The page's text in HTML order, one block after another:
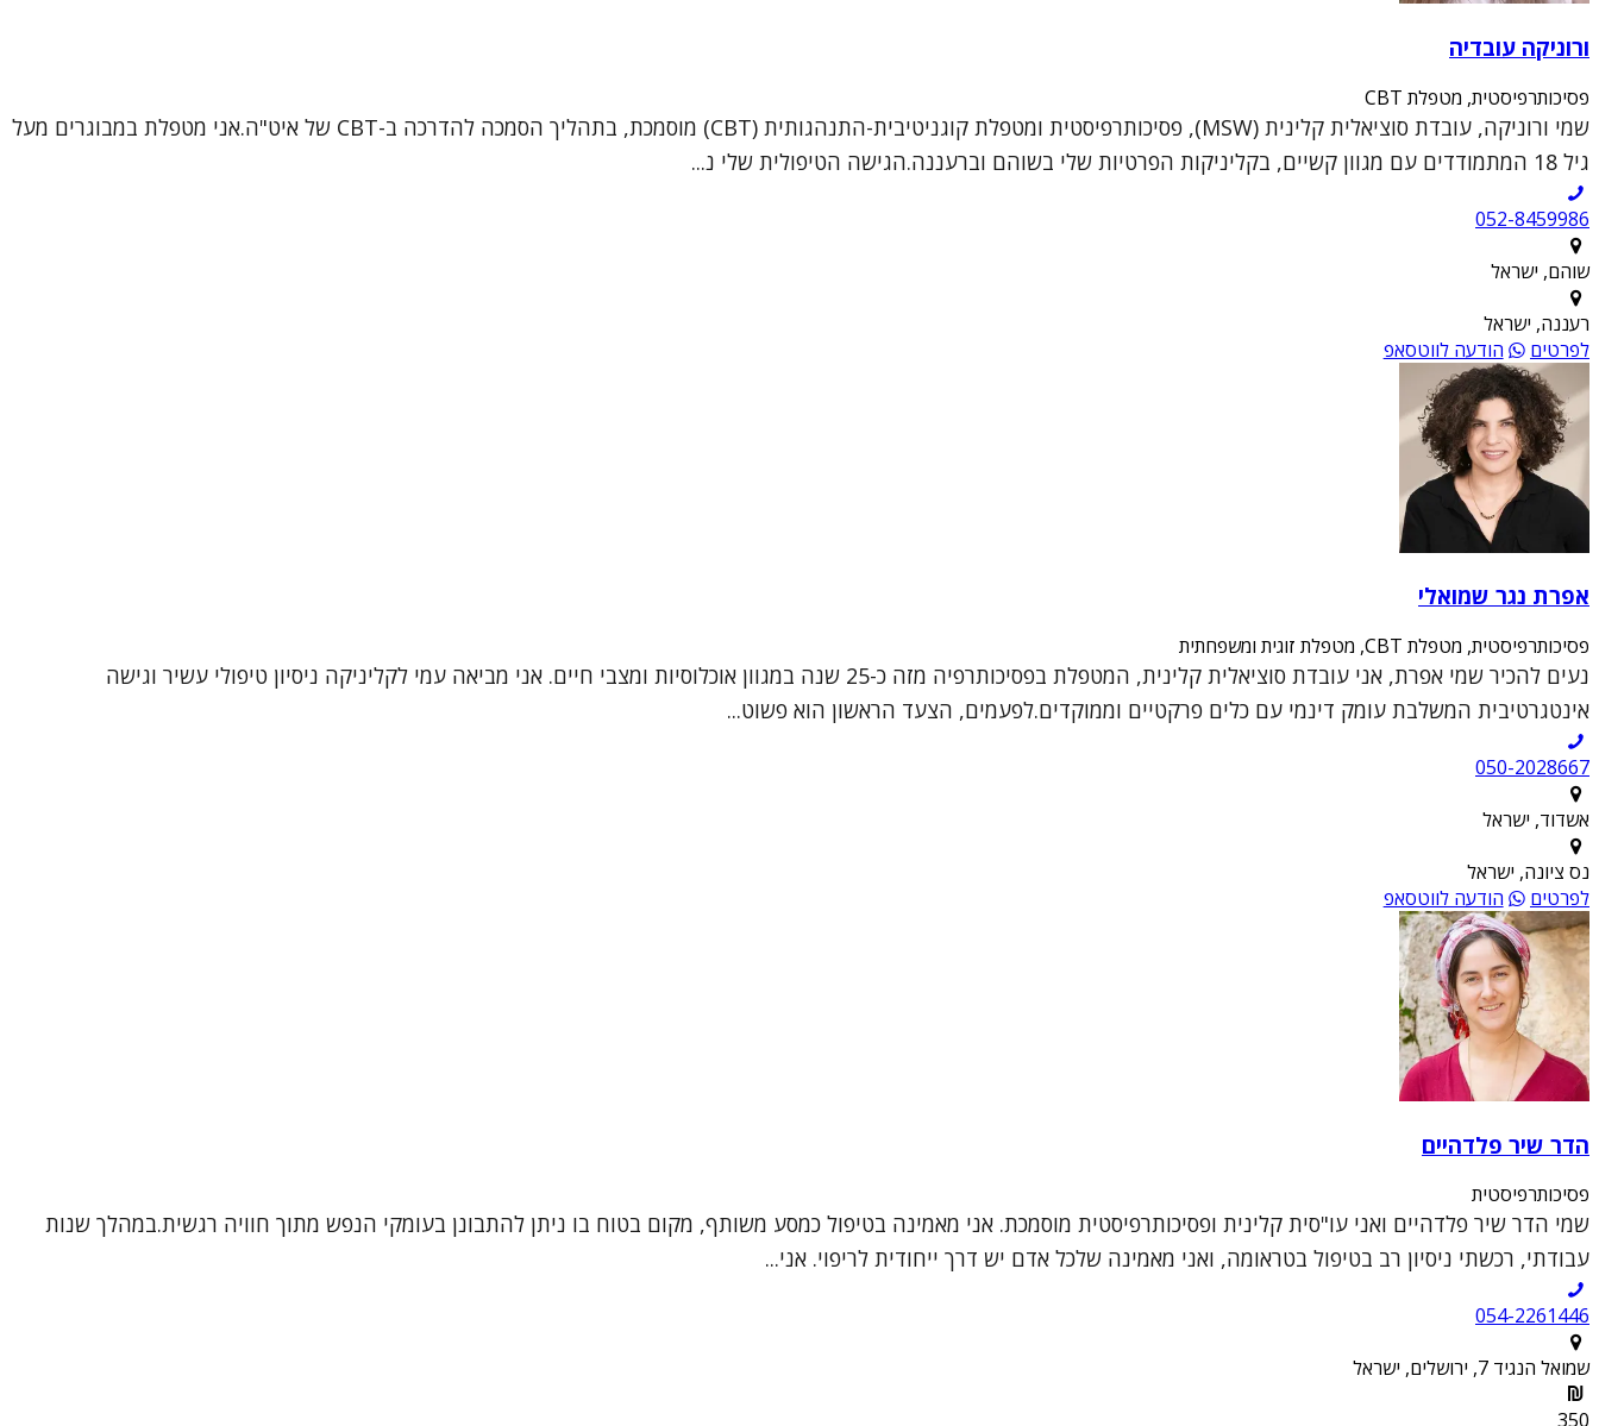
ורוניקה עובדיה
פסיכותרפיסטית, מטפלת CBT
שמי ורוניקה, עובדת סוציאלית קלינית (MSW), פסיכותרפיסטית ומטפלת קוגניטיבית-התנהגותית (CBT) מוסמכת, בתהליך הסמכה להדרכה ב-CBT של איט"ה.אני מטפלת במבוגרים מעל
גיל 18 המתמודדים עם מגוון קשיים, בקליניקות הפרטיות שלי בשוהם וברעננה.הגישה הטיפולית שלי נ...
052-8459986
שוהם, ישראל
רעננה, ישראל
לפרטים
הודעה לווטסאפ
אפרת נגר שמואלי
פסיכותרפיסטית, מטפלת CBT, מטפלת זוגית ומשפחתית
נעים להכיר שמי אפרת, אני עובדת סוציאלית קלינית, המטפלת בפסיכותרפיה מזה כ-25 שנה במגוון אוכלוסיות ומצבי חיים. אני מביאה עמי לקליניקה ניסיון טיפולי עשיר וגישה
אינטגרטיבית המשלבת עומק דינמי עם כלים פרקטיים וממוקדים.לפעמים, הצעד הראשון הוא פשוט...
050-2028667
אשדוד, ישראל
נס ציונה, ישראל
לפרטים
הודעה לווטסאפ
הדר שיר פלדהיים
פסיכותרפיסטית
שמי הדר שיר פלדהיים ואני עו"סית קלינית ופסיכותרפיסטית מוסמכת. אני מאמינה בטיפול כמסע משותף, מקום בטוח בו ניתן להתבונן בעומקי הנפש מתוך חוויה רגשית.במהלך שנות
עבודתי, רכשתי ניסיון רב בטיפול בטראומה, ואני מאמינה שלכל אדם יש דרך ייחודית לריפוי. אני...
054-2261446
שמואל הנגיד 7, ירושלים, ישראל
350